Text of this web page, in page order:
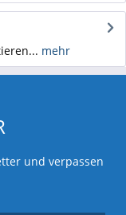
mehr
und verpassen